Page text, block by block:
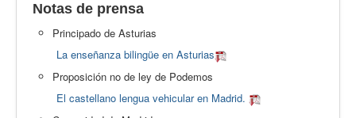
Notas de prensa
Principado de Asturias
La enseñanza bilingüe en Asturias
Proposición no de ley de Podemos
El castellano lengua vehicular en Madrid.